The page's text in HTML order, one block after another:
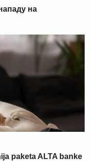
на
paketa ALTA banke